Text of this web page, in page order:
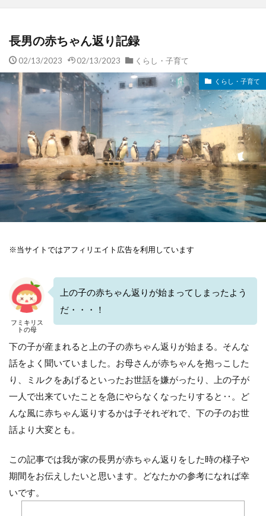
長男の赤ちゃん返り記録
02/13/2023 02/13/2023 くらし・子育て
くらし・子育て
※当サイトではアフィリエイト広告を利用しています
フミキリス
トの母
上の子の赤ちゃん返りが始まってしまったよう
だ・・・！
下の子が産まれると上の子の赤ちゃん返りが始まる。そんな
話をよく聞いていました。お母さんが赤ちゃんを抱っこした
り、ミルクをあげるといったお世話を嫌がったり、上の子が
一人で出来ていたことを急にやらなくなったりすると‥。ど
んな風に赤ちゃん返りするかは子それぞれで、下の子のお世
話より大変とも。
この記事では我が家の長男が赤ちゃん返りをした時の様子や
期間をお伝えしたいと思います。どなたかの参考になれば幸
いです。